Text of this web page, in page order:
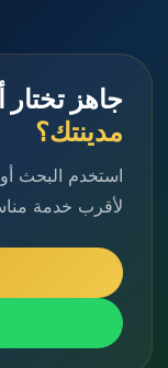
جاهز
مدينتك؟
استخدم البحث
لأقرب خدمة